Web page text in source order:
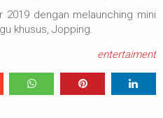
2019 dengan melaunching mini
khusus, Jopping.
entertaiment